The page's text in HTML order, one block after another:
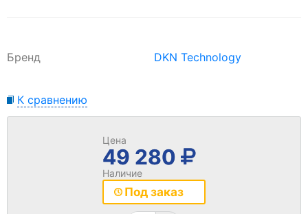
Бренд DKN Technology
К сравнению
Цена
49 280
Наличие
Под заказ